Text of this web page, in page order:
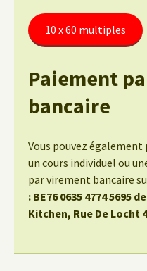
10 x 60 multiples
Paiement
bancaire
Vous pouvez
un cours individuel ou
par virement bancaire
: BE76 0635 4774 5695
Kitchen, Rue De Locht